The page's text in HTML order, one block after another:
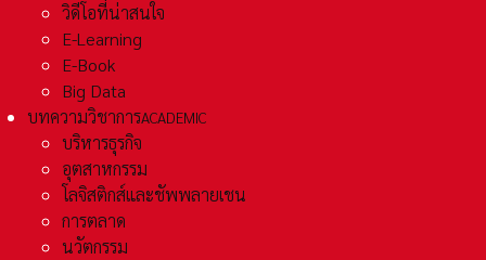
วิดีโอที่น่าสนใจ
E-Learning
E-Book
Big Data
บทความวิชาการACADEMIC
บริหารธุรกิจ
อุตสาหกรรม
โลจิสติกส์และชัพพลายเชน
การตลาด
นวัตกรรม